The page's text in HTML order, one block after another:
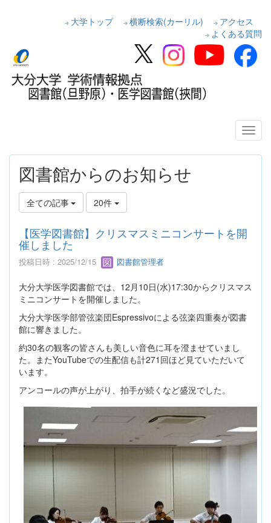
大学トップ 横断検索(カーリル)
アクセス
よくある質問
図書館からのお知らせ
全ての記事 20件
【医学図書館】クリスマスミニコンサートを開
催しました
投稿日時 : 2025/12/15 図書館管理者
大分大学医学図書館では、12月10日(水)17:30からクリスマス
ミニコンサートを開催しました。
大分大学医学部管弦楽団Espressivoによる弦楽四重奏が図書
館に響きました。
約30名の観客の皆さんも美しい音色に耳を澄ませていまし
た。またYouTubeでの生配信も計271回ほど見ていただいて
います。
アンコールの声が上がり、拍手が続くなど盛況でした。